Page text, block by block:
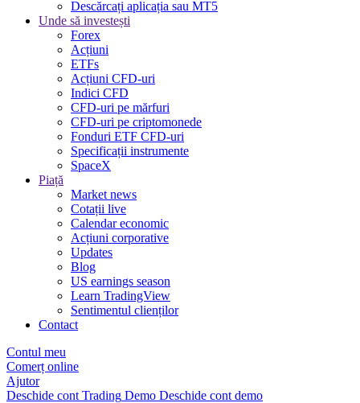
Descărcați aplicația sau MT5
Unde să investești
Forex
Acțiuni
ETFs
Acțiuni CFD-uri
Indici CFD
CFD-uri pe mărfuri
CFD-uri pe criptomonede
Fonduri ETF CFD-uri
Specificații instrumente
SpaceX
Piață
Market news
Cotații live
Calendar economic
Acțiuni corporative
Updates
Blog
US earnings season
Learn TradingView
Sentimentul clienților
Contact
Contul meu
Comerț online
Ajutor
Deschide cont Trading Demo Deschide cont demo